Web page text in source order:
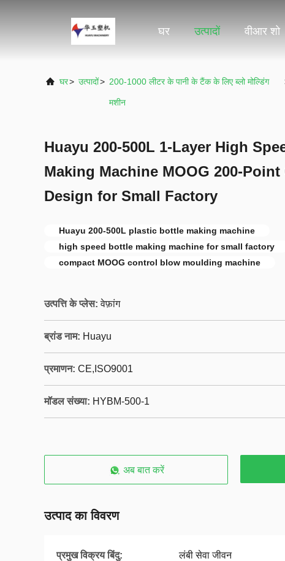
घर उत्पादों वीआर शो
घर> उत्पादों> 200-1000 लीटर के पानी के टैंक के लिए ब्लो मोल्डिंग
मशीन
Huayu 200-500L 1-Layer High
Making Machine MOOG 200-
Design for Small Factory
Huayu 200-500L plastic bottle making machine
high speed bottle making machine for small factory
compact MOOG control blow moulding machine
उत्पत्ति के प्लेस: वेफ़ांग
ब्रांड नाम: Huayu
प्रमाणन: CE,ISO9001
मॉडल संख्या: HYBM-500-1
अब बात करें
उत्पाद का विवरण
प्रमुख विक्रय बिंदु: लंबी सेवा जीवन